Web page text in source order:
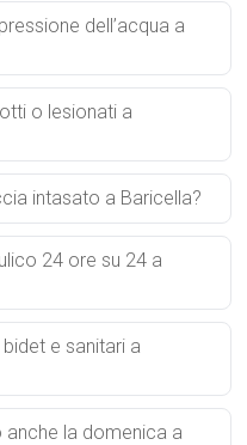
dell’acqua a
o lesionati a
intasato a Baricella?
24 ore su 24 a
e sanitari a
anche la domenica a